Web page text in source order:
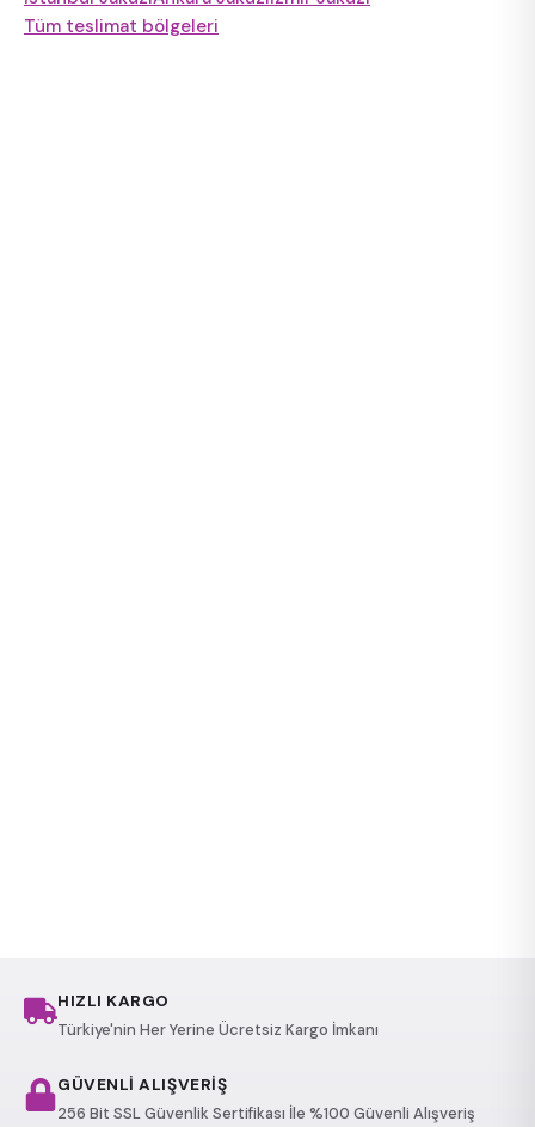
Tüm teslimat bölgeleri
HIZLI KARGO
Türkiye'nin Her Yerine Ücretsiz Kargo İmkanı
GÜVENLİ ALIŞVERİŞ
256 Bit SSL Güvenlik Sertifikası İle %100 Güvenli Alışveriş